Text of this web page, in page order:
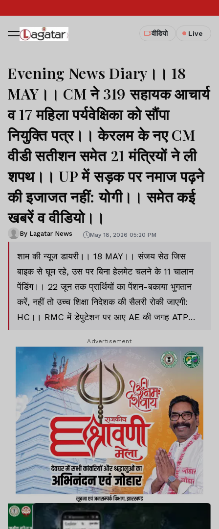
वीडियो Live
Evening News Diary।। 18
MAY।। CM ने 319 सहायक आचार्य
व 17 महिला पर्यवेक्षिका को सौंपा
नियुक्ति पत्र।। केरलम के नए CM
वीडी सतीशन समेत 21 मंत्रियों ने ली
शपथ।। UP में सड़क पर नमाज पढ़ने
की इजाजत नहीं: योगी।। समेत कई
खबरें व वीडियो।।
By Lagatar News May 18, 2026 05:20 PM
शाम की न्यूज डायरी।। 18 MAY।। संजय सेठ जिस
बाइक से घूम रहे, उस पर बिना हेलमेट चलने के 11 चालान
पेंडिंग।। 22 जून तक प्रार्थियों का पेंशन-बकाया भुगतान
करें, नहीं तो उच्च शिक्षा निदेशक की सैलरी रोकी जाएगी:
HC।। RMC में डेपुटेशन पर आए AE की जगह ATP
Advertisement